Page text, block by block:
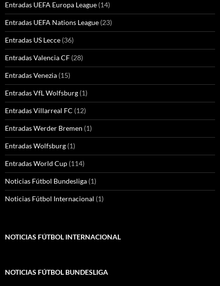
Entradas UEFA Europa League (14)
Entradas UEFA Nations League (23)
Entradas US Lecce (36)
Entradas Valencia CF (28)
Entradas Venezia (15)
Entradas VfL Wolfsburg (1)
Entradas Villarreal FC (12)
Entradas Werder Bremen (1)
Entradas Wolfsburg (1)
Entradas World Cup (114)
Noticias Fútbol Bundesliga (1)
Noticias Fútbol Internacional (1)
NOTICIAS FÚTBOL INTERNACIONAL
NOTICIAS FÚTBOL BUNDESLIGA